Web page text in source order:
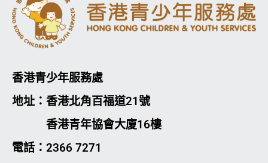
香港青少年服務處
地址：香港北角百福道21號
香港青年協會大廈16樓
電話：2366 7271